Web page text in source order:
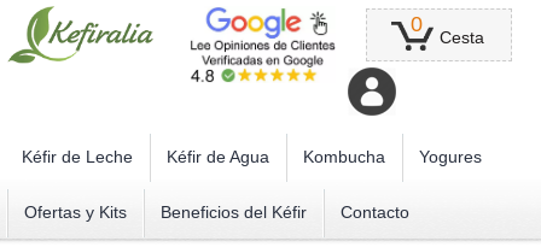
0
Cesta
Kéfir de Leche Kéfir de Agua Kombucha Yogures
Ofertas y Kits Beneficios del Kéfir Contacto